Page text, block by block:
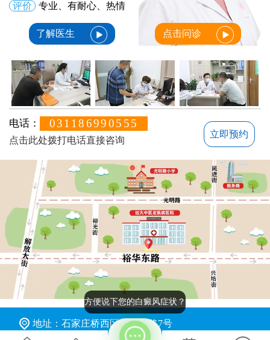
评价
专业、有耐心、热情
了解医生 点击问诊
电话： 031186990555
点击此处拨打电话直接咨询
立即预约
地址：石家庄桥西区裕华东路7号